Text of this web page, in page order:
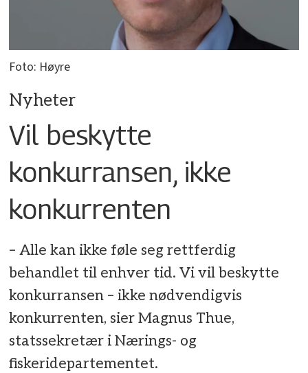
Foto: Høyre
Nyheter
Vil beskytte
konkurransen, ikke
konkurrenten
– Alle kan ikke føle seg rettferdig
behandlet til enhver tid. Vi vil beskytte
konkurransen – ikke nødvendigvis
konkurrenten, sier Magnus Thue,
statssekretær i Nærings- og
fiskeridepartementet.